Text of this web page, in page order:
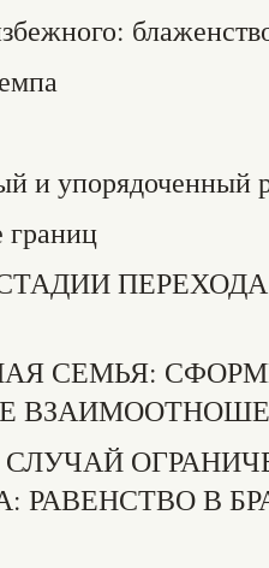
и упорядоченный
границ
СЕМЬЯ:
РАВЕНСТВО В